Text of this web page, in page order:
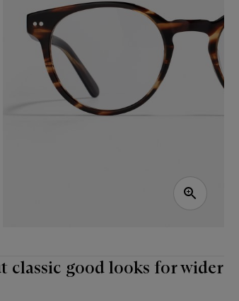
classic good looks for wider